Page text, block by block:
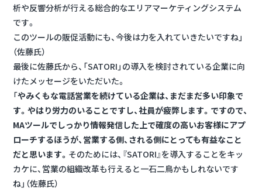
析や反響分析が行える総合的なエリアマーケティングシステム
です。
このツールの販促活動にも、今後は力を入れていきたいですね」
（佐藤氏）
最後に佐藤氏から、「SATORI」の導入を検討されている企業に向
けたメッセージをいただいた。
「やみくもな電話営業を続けている企業は、まだまだ多い印象で
す。やはり労力のいることですし、社員が疲弊します。ですので、
MAツールでしっかり情報発信した上で確度の高いお客様にアプ
ローチするほうが、営業する側、される側にとっても有益なこと
だと思います。 そのためには、『SATORI』を導入することをキッ
カケに、営業の組織改革も行えると一石二鳥かもしれないです
ね」（佐藤氏）